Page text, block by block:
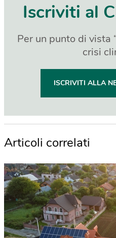
Iscriviti al
Per un punto di vista
crisi
ISCRIVITI ALLA
Articoli correlati